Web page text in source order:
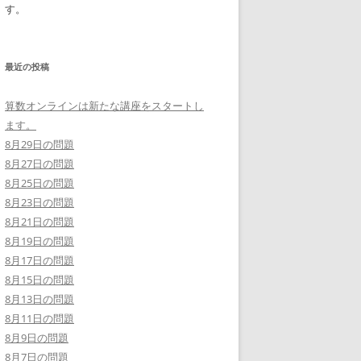
す。
最近の投稿
算数オンラインは新たな講座をスタートし
ます。
8月29日の問題
8月27日の問題
8月25日の問題
8月23日の問題
8月21日の問題
8月19日の問題
8月17日の問題
8月15日の問題
8月13日の問題
8月11日の問題
8月9日の問題
8月7日の問題